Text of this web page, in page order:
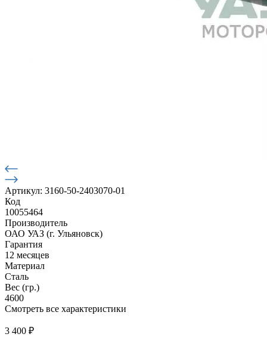
Артикул: 3160-50-2403070-01
Код
10055464
Производитель
ОАО УАЗ (г. Ульяновск)
Гарантия
12 месяцев
Материал
Сталь
Вес (гр.)
4600
Смотреть все характеристики
3 400 ₽